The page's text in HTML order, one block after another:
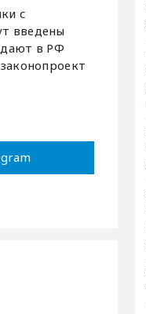
с
введены
в РФ